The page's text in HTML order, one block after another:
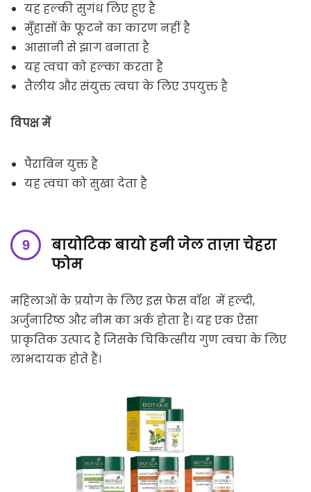
यह हल्की सुगंध लिए हुए है
मुँहासों के फूटने का कारण नहीं है
आसानी से झाग बनाता है
यह त्वचा को हल्का करता है
तैलीय और संयुक्त त्वचा के लिए उपयुक्त है
विपक्ष में
पैराबिन युक्त है
यह त्वचा को सुखा देता है
बायोटिक बायो हनी जेल ताज़ा चेहरा
फोम
महिलाओं के प्रयोग के लिए इस फेस वॉश में हल्दी,
अर्जुनारिष्ठ और नीम का अर्क होता है। यह एक ऐसा
प्राकृतिक उत्पाद है जिसके चिकित्सीय गुण त्वचा के लिए
लाभदायक होते हैं।